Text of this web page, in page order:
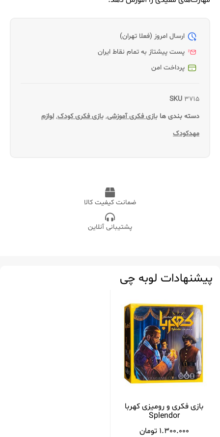
ارسال امروز (فعلا تهران)
پست پیشتاز به تمام نقاط ایران
پرداخت امن
SKU3715
دسته بندی ها بازی فکری آموزشی,بازی فکری کودک,لوازم
مهدکودک
ضمانت کیفیت کالا
پشتیبانی آنلاین
پیشنهادات لوبه چی
بازی فکری و رومیزی کهربا
Splendor
1.300.000 تومان